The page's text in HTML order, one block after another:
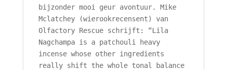
bijzonder mooi geur avontuur. Mike
Mclatchey (wierookrecensent) van
Olfactory Rescue schrijft: “Lila
Nagchampa is a patchouli heavy
incense whose other ingredients
really shift the whole tonal balance